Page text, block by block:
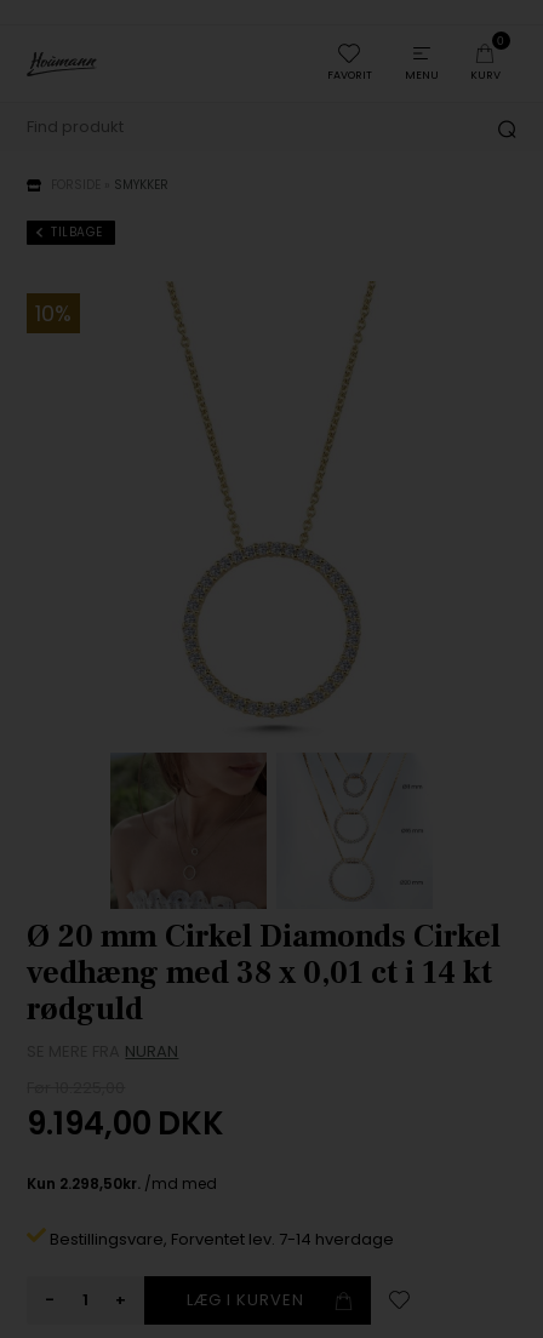
FAVORIT MENU
0
KURV
SMYKKER
TILBAGE
Ø 20 mm Cirkel Diamonds Cirkel
vedhæng med 38 x 0,01 ct i 14 kt
rødguld
NURAN
9.194,00 DKK
Bestillingsvare, Forventet lev. 7-14 hverdage
- +
10%